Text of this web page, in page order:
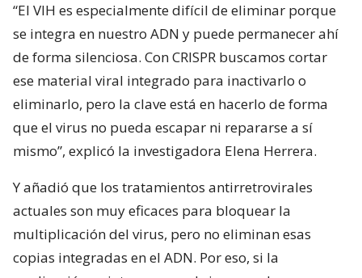
“El VIH es especialmente difícil de eliminar porque
se integra en nuestro ADN y puede permanecer ahí
de forma silenciosa. Con CRISPR buscamos cortar
ese material viral integrado para inactivarlo o
eliminarlo, pero la clave está en hacerlo de forma
que el virus no pueda escapar ni repararse a sí
mismo”, explicó la investigadora Elena Herrera.
Y añadió que los tratamientos antirretrovirales
actuales son muy eficaces para bloquear la
multiplicación del virus, pero no eliminan esas
copias integradas en el ADN. Por eso, si la